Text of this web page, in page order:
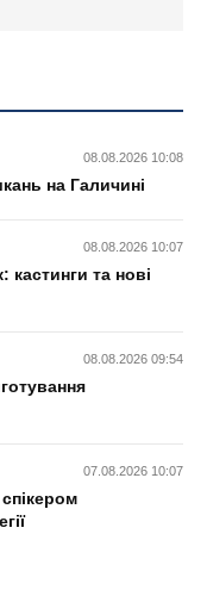
08.08.2026 10:08
на Галичині
08.08.2026 10:07
та нові
08.08.2026 09:54
07.08.2026 10:07